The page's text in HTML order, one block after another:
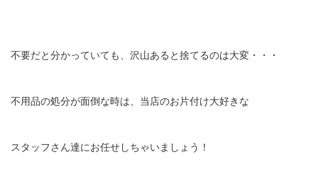
不要だと分かっていても、沢山あると捨てるのは大変・・・
不用品の処分が面倒な時は、当店のお片付け大好きな
スタッフさん達にお任せしちゃいましょう！